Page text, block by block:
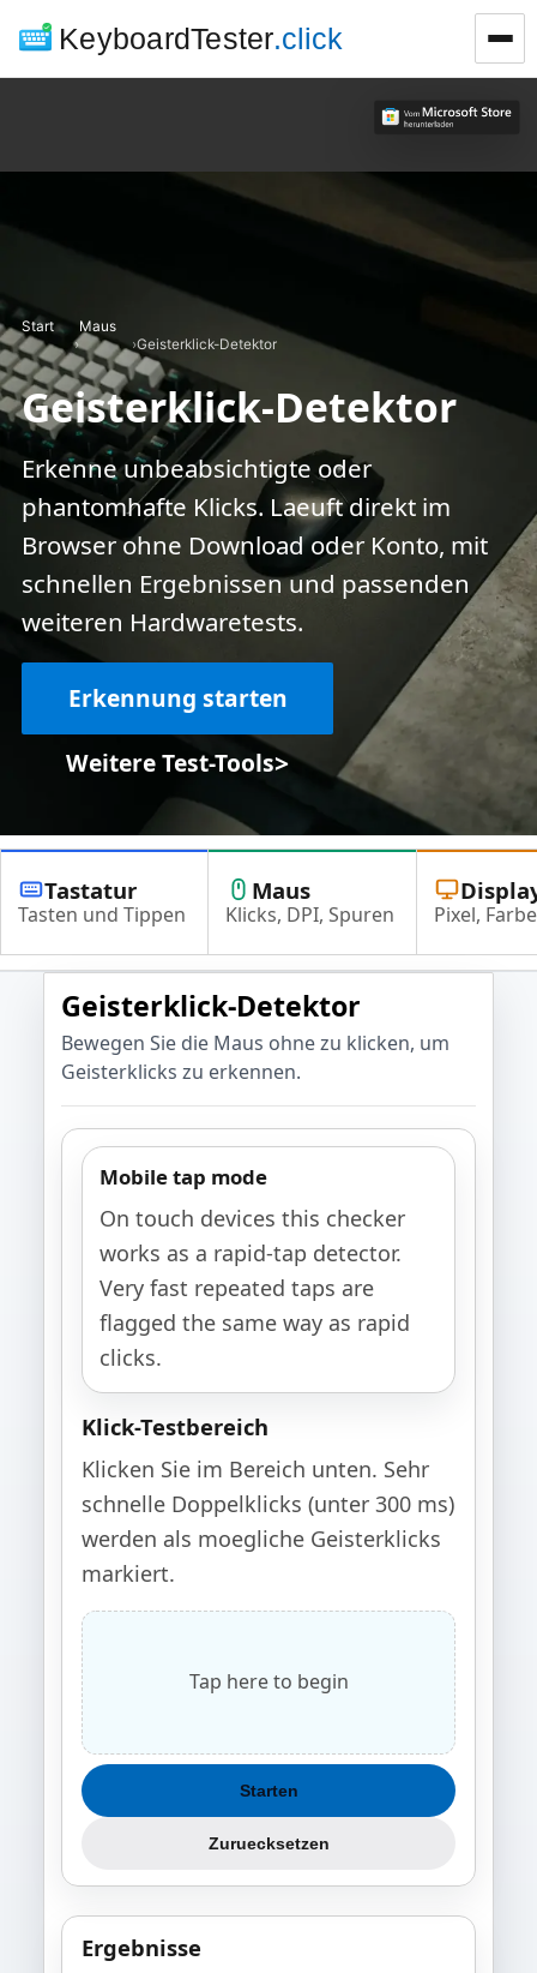
KeyboardTester.click
Start
›
Maus
›Geisterklick-Detektor
Geisterklick-Detektor
Erkenne unbeabsichtigte oder
phantomhafte Klicks. Laeuft direkt im
Browser ohne Download oder Konto, mit
schnellen Ergebnissen und passenden
weiteren Hardwaretests.
Erkennung starten
Weitere Test-Tools>
Tastatur
Tasten und Tippen
Maus
Klicks, DPI, Spuren Pixel,
Geisterklick-Detektor
Bewegen Sie die Maus ohne zu klicken, um
Geisterklicks zu erkennen.
Mobile tap mode
On touch devices this checker
works as a rapid-tap detector.
Very fast repeated taps are
flagged the same way as rapid
clicks.
Klick-Testbereich
Klicken Sie im Bereich unten. Sehr
schnelle Doppelklicks (unter 300 ms)
werden als moegliche Geisterklicks
markiert.
Tap here to begin
Starten
Zuruecksetzen
Ergebnisse